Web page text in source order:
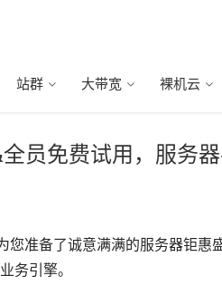
站群 大带宽 裸机云
员免费试用，服务
准备了诚意满满的服务器钜惠
务引擎。